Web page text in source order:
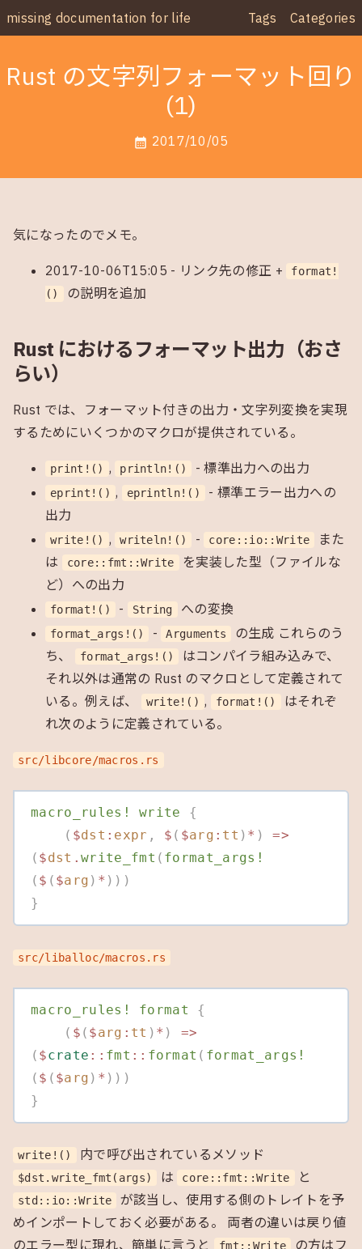
missing documentation for life Tags Categories
Rust の文字列フォーマット回り
(1)
calendar_month 2017/10/05
気になったのでメモ。
2017-10-06T15:05 - リンク先の修正 +
format!
()
の説明を追加
Rust におけるフォーマット出力（おさ
らい）
Rust では、フォーマット付きの出力・文字列変換を実現
するためにいくつかのマクロが提供されている。
print!() , println!() - 標準出力への出力
eprint!() , eprintln!()
- 標準エラー出力への
出力
write!() , writeln!() - core::io::Write
また
は
core::fmt::Write
を実装した型（ファイルな
ど）への出力
format!() - String への変換
format_args!() - Arguments
の生成 これらのう
ち、
format_args!()
はコンパイラ組み込みで、
それ以外は通常の Rust のマクロとして定義されて
いる。例えば、
write!() , format!()
はそれぞ
れ次のように定義されている。
src/libcore/macros.rs
macro_rules! write {
    (
$dst : expr , $ ( $arg : tt ) * )
=>
( $dst . write_fmt ( format_args!
( $ ( $arg ) * )))
}
src/liballoc/macros.rs
macro_rules! format
{
    (
$ ( $arg : tt ) * )
=>
( $crate :: fmt :: format ( format_args!
( $ ( $arg ) * )))
}
write!() 内で呼び出されているメソッド
$dst.write_fmt(args) は core::fmt::Write と
std::io::Write
が該当し、使用する側のトレイトを予
めインポートしておく必要がある。 両者の違いは戻り値
のエラー型に現れ、簡単に言うと
fmt::Write
の方はフ